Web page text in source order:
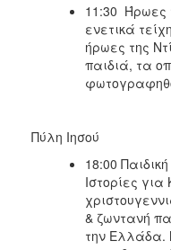
11:30 Ήρωες
ενετικά
ήρωες της
παιδιά, τα
Πύλη Ιησού
18:00
Ιστορίες
& ζωντανή
την Ελλάδα.